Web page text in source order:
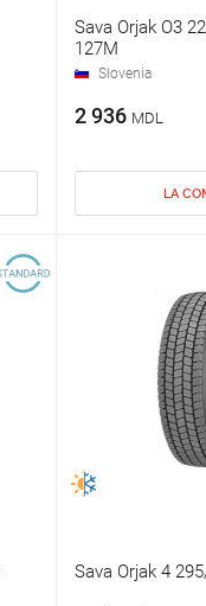
Sava Orjak O3
127M
Slovenia
2 936 MDL
LA
Sava Orjak 4